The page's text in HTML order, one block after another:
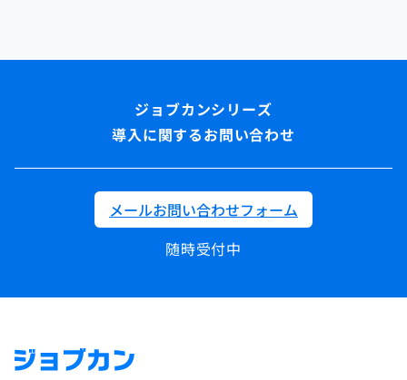
導入に関するお問い合わせ
メールお問い合わせフォーム
随時受付中